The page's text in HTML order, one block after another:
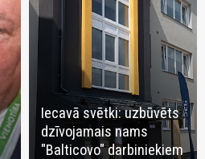
Iecavā svētki: uzbūvēts
dzīvojamais nams
"Balticovo" darbiniekiem